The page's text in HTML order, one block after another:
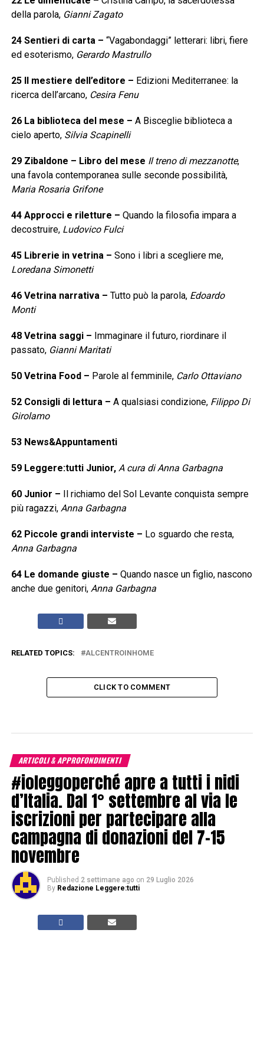
della parola, Gianni Zagato
24 Sentieri di carta– “Vagabondaggi” letterari: libri, fiere
ed esoterismo, Gerardo Mastrullo
25 Il mestiere dell’editore – Edizioni Mediterranee: la
ricerca dell’arcano, Cesira Fenu
26 La biblioteca del mese – A Bisceglie biblioteca a
cielo aperto, Silvia Scapinelli
29 Zibaldone – Libro del mese Il treno di mezzanotte,
una favola contemporanea sulle seconde possibilità,
Maria Rosaria Grifone
44 Approcci e riletture – Quando la filosofia impara a
decostruire, Ludovico Fulci
45 Librerie in vetrina– Sono i libri a scegliere me,
Loredana Simonetti
46 Vetrina narrativa– Tutto può la parola, Edoardo
Monti
48 Vetrina saggi– Immaginare il futuro, riordinare il
passato, Gianni Maritati
50 Vetrina Food – Parole al femminile, Carlo Ottaviano
52 Consigli di lettura– A qualsiasi condizione, Filippo Di
Girolamo
53 News&Appuntamenti
59 Leggere:tutti Junior, A cura di Anna Garbagna
60 Junior –
Il richiamo del Sol Levante conquista sempre
più ragazzi, Anna Garbagna
62 Piccole grandi interviste – Lo sguardo che resta,
Anna Garbagna
64 Le domande giuste – Quando nasce un figlio, nascono
anche due genitori, Anna Garbagna
RELATED TOPICS: ALCENTROINHOME
CLICK TO COMMENT
ARTICOLI & APPROFONDIMENTI
#ioleggoperché apre a tutti i nidi
d’Italia. Dal 1° settembre al via le
iscrizioni per partecipare alla
campagna di donazioni del 7-15
novembre
Published 2 settimane ago on 29 Luglio 2026
By Redazione Leggere:tutti